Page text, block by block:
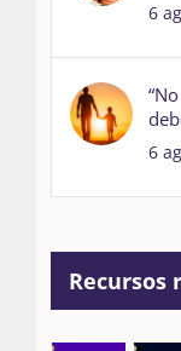
6
6
Recursos